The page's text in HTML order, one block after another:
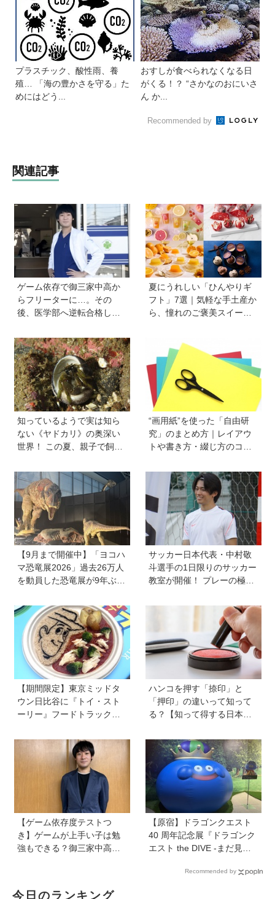
プラスチック、酸性雨、養
殖… 「海の豊かさを守る」た
めにはどう...
おすしが食べられなくなる日
がくる！？ “さかなのおにいさ
ん か...
Recommended by
関連記事
ゲーム依存で御三家中高か
らフリーターに…。その
後、医学部へ逆転合格した
経験が受験勉強に役立っ
た」そう考える背景とは
夏にうれしい「ひんやりギ
フト」7選｜気軽な手土産か
ら、憧れのご褒美スイーツ
知っているようで実は知ら
ない《ヤドカリ》の奥深い
世界！ この夏、親子で飼っ
方・飼い方をヤドカリ博士
に聞いた】
“画用紙”を使った「自由研
究」のまとめ方｜レイアウ
トや書き方・綴じ方のコツ
【9月まで開催中】「ヨコハ
マ恐竜展2026」過去26万人
を動員した恐竜展が9年ぶり
で楽しむポイントを完全ガ
イド
サッカー日本代表・中村敬
斗選手の1日限りのサッカー
教室が開催！ プレーの極意
学びと笑顔あふれる大盛況
イベントを詳しくレポ
【期間限定】東京ミッドタ
ウン日比谷に『トイ・スト
ーリー』フードトラックが
ろをチェックしてきました
ハンコを押す「捺印」と
「押印」の違いって知って
る？【知って得する日本語
【ゲーム依存度テストつ
き】ゲームが上手い子は勉
強もできる？御三家中高卒
【原宿】ドラゴンクエスト
40 周年記念展『ドラゴンク
エスト the DIVE -まだ見ぬ
カドに登場！ VR体験からコ
Recommended by
今日のランキング